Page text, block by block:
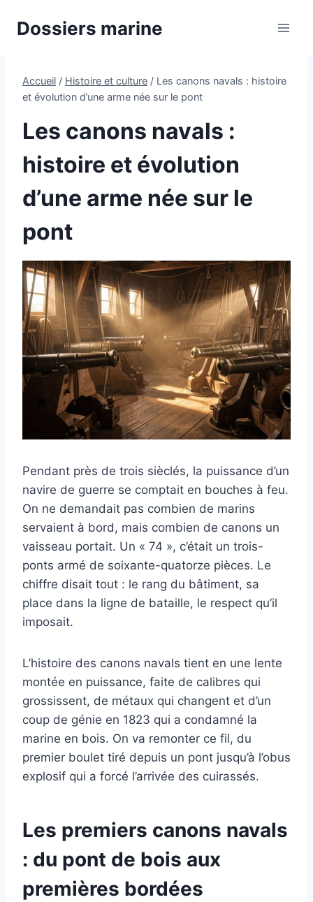
Dossiers marine
Accueil / Histoire et culture / Les canons navals : histoire
et évolution d’une arme née sur le pont
Les canons navals :
histoire et évolution
d’une arme née sur le
pont
Pendant près de trois sièclés, la puissance d’un
navire de guerre se comptait en bouches à feu.
On ne demandait pas combien de marins
servaient à bord, mais combien de canons un
vaisseau portait. Un « 74 », c’était un trois-
ponts armé de soixante-quatorze pièces. Le
chiffre disait tout : le rang du bâtiment, sa
place dans la ligne de bataille, le respect qu’il
imposait.
L’histoire des canons navals tient en une lente
montée en puissance, faite de calibres qui
grossissent, de métaux qui changent et d’un
coup de génie en 1823 qui a condamné la
marine en bois. On va remonter ce fil, du
premier boulet tiré depuis un pont jusqu’à l’obus
explosif qui a forcé l’arrivée des cuirassés.
Les premiers canons navals
: du pont de bois aux
premières bordées